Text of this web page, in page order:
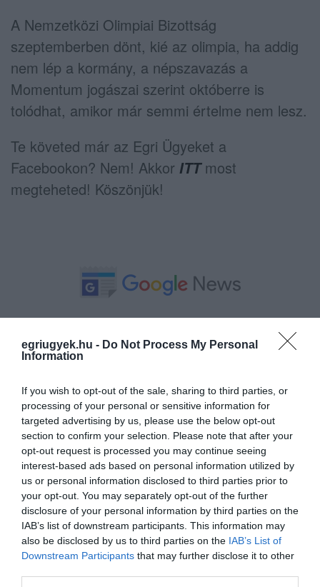
egriugyek.hu - Do Not Process My Personal
Information
If you wish to opt-out of the sale, sharing to third parties, or
processing of your personal or sensitive information for
targeted advertising by us, please use the below opt-out
section to confirm your selection. Please note that after your
opt-out request is processed you may continue seeing
interest-based ads based on personal information utilized by
us or personal information disclosed to third parties prior to
your opt-out. You may separately opt-out of the further
disclosure of your personal information by third parties on the
IAB’s list of downstream participants. This information may
also be disclosed by us to third parties on the IAB’s List of
Downstream Participants that may further disclose it to other
A Nemzetközi Olimpiai Bizottság
szeptemberben dönt, kié az olimpia, ha addig
nem lép a kormány, a népszavazás a
Momentum jogászai szerint októberre is
tolódhat, amikor már semmi értelme nem lesz.
Te követed már az Egri Ügyeket a
Facebookon? Nem! Akkor ITTmost
megteheted! Köszönjük!
Ne maradjon le a legfrissebb hírekről, kövessen
bennünket az EGRI ÜGYEK Google Hírek oldalán!
VISSZA A FŐOLDALRA
Legfrissebb híreink